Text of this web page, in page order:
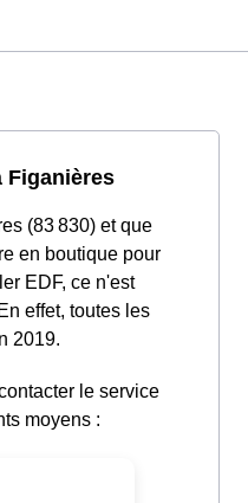
Figanières
(83 830) et que
en boutique pour
EDF, ce n'est
effet, toutes les
2019.
le service
moyens :